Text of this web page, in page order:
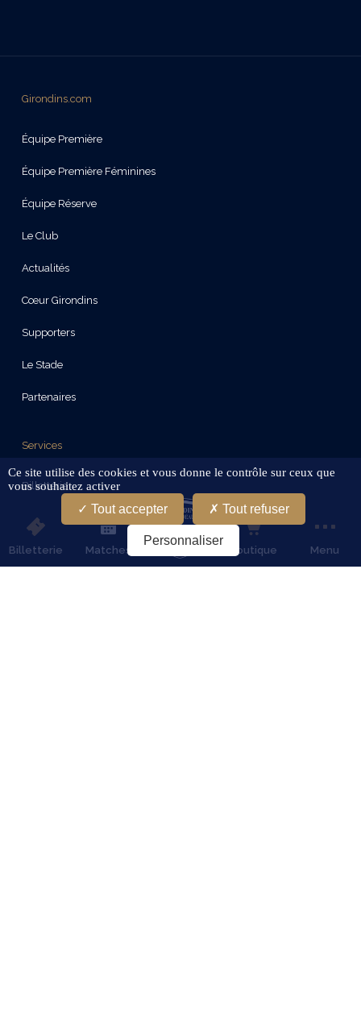
Billetterie Matches Boutique Menu
Girondins.com
Équipe Première
Équipe Première Féminines
Équipe Réserve
Le Club
Actualités
Cœur Girondins
Supporters
Le Stade
Partenaires
Services
Billetterie
Calendrier
Boutique
Ce site utilise des cookies et vous donne le contrôle sur ceux que
vous souhaitez activer
Tout accepter Tout refuser
Personnaliser